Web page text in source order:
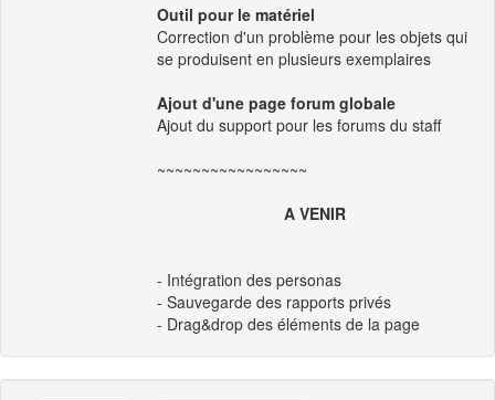
Outil pour le matériel
Correction d'un problème pour les objets qui
se produisent en plusieurs exemplaires
Ajout d'une page forum globale
Ajout du support pour les forums du staff
~~~~~~~~~~~~~~~~~
A VENIR
- Intégration des personas
- Sauvegarde des rapports privés
- Drag&drop des éléments de la page